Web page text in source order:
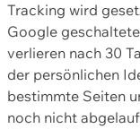
Tracking wird
Google
verlieren nach 30
der persönlichen
bestimmte Seiten
noch nicht